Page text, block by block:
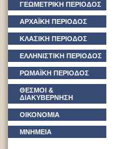
ΓΕΩΜΕΤΡΙΚΗ ΠΕΡΙΟΔΟΣ
ΑΡΧΑΪΚΗ ΠΕΡΙΟΔΟΣ
ΚΛΑΣΙΚΗ ΠΕΡΙΟΔΟΣ
ΕΛΛΗΝΙΣΤΙΚΗ ΠΕΡΙΟΔΟΣ
ΡΩΜΑΪΚΗ ΠΕΡΙΟΔΟΣ
ΘΕΣΜΟΙ &
ΔΙΑΚΥΒΕΡΝΗΣΗ
ΟΙΚΟΝΟΜΙΑ
ΜΝΗΜΕΙΑ